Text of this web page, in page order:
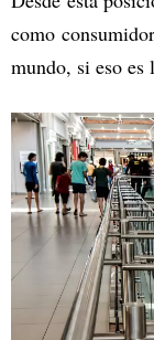
como
mundo, si eso es